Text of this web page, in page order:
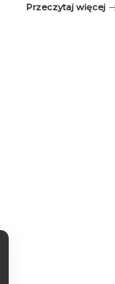
Przeczytaj więcej